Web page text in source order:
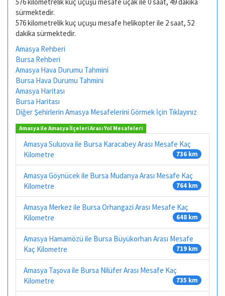
sürmektedir.
576 kilometrelik kuç uçuşu mesafe helikopter ile 2 saat, 52
dakika sürmektedir.
Amasya Rehberi
Bursa Rehberi
Amasya Hava Durumu Tahmini
Bursa Hava Durumu Tahmini
Amasya Haritası
Bursa Haritası
Diğer Şehirlerin Amasya Mesafelerini Görmek İçin Tıklayınız
Amasya ile Amasya İlçeleri Arası Yol Mesafeleri
Amasya Suluova ile Bursa Karacabey Arası Mesafe Kaç
Kilometre
736 km
Amasya Göynücek ile Bursa Mudanya Arası Mesafe Kaç
Kilometre
764 km
Amasya Merkez ile Bursa Orhangazi Arası Mesafe Kaç
Kilometre
648 km
Amasya Hamamözü ile Bursa Büyükorhan Arası Mesafe
Kaç Kilometre
719 km
Amasya Taşova ile Bursa Nilüfer Arası Mesafe Kaç
Kilometre
735 km